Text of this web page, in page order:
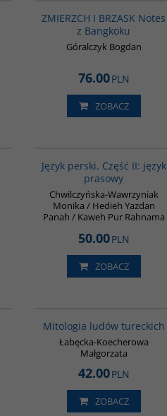
ZMIERZCH I BRZASK Notes
z Bangkoku
Góralczyk Bogdan
76.00PLN
ZOBACZ
Język perski. Część II: język
prasowy
Chwilczyńska-Wawrzyniak
Monika / Hedieh Yazdan
Panah / Kaweh Pur Rahnama
50.00PLN
ZOBACZ
Mitologia ludów tureckich
Łabęcka-Koecherowa
Małgorzata
42.00PLN
ZOBACZ